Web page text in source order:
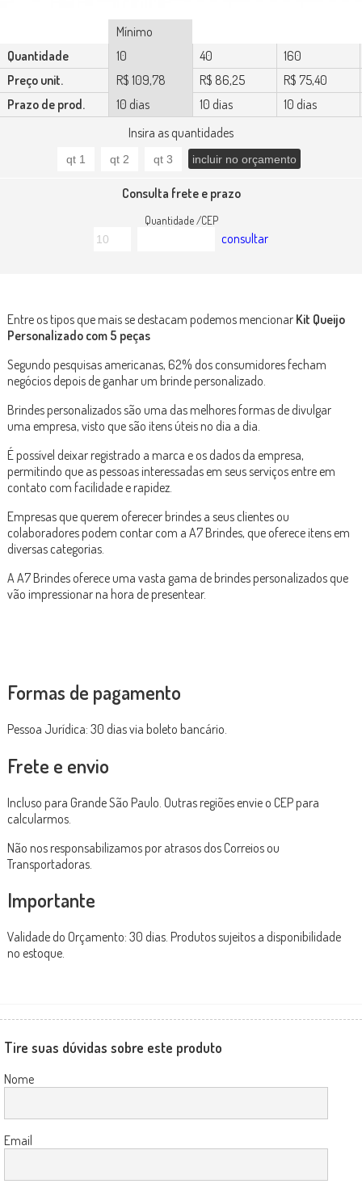
Insira as quantidades
Consulta frete e prazo
Quantidade /CEP
consultar
Mínimo
Quantidade
10 40
160
Preço unit.
R$ 109,78 R$ 86,25
R$ 75,40
Prazo de prod.
10 dias 10 dias 10 dias
Entre os tipos que mais se destacam podemos mencionar Kit Queijo
Personalizado com 5 peças
Segundo pesquisas americanas, 62% dos consumidores fecham
negócios depois de ganhar um brinde personalizado.
Brindes personalizados são uma das melhores formas de divulgar
uma empresa, visto que são itens úteis no dia a dia.
É possível deixar registrado a marca e os dados da empresa,
permitindo que as pessoas interessadas em seus serviços entre em
contato com facilidade e rapidez.
Empresas que querem oferecer brindes a seus clientes ou
colaboradores podem contar com a A7 Brindes, que oferece itens em
diversas categorias.
A A7 Brindes oferece uma vasta gama de brindes personalizados que
vão impressionar na hora de presentear.
Formas de pagamento
Pessoa Jurídica: 30 dias via boleto bancário.
Frete e envio
Incluso para Grande São Paulo. Outras regiões envie o CEP para
calcularmos.
Não nos responsabilizamos por atrasos dos Correios ou
Transportadoras.
Importante
Validade do Orçamento: 30 dias. Produtos sujeitos a disponibilidade
no estoque.
Tire suas dúvidas sobre este produto
Nome
Email